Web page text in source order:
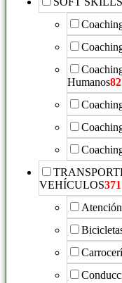
Humanos82
VEHÍCULOS371